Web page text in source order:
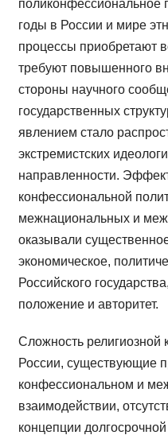
поликонфессиональное
годы в России и мире
процессы приобретают
требуют повышенного
стороны научного
государственных
явлением стало
экстремистских
направленности.
конфессиональной
межнациональных и
оказывали
экономическое,
Российского
положение и авторитет.
Сложность религиозной
России, существующие
конфессиональном и
взаимодействии,
концепции